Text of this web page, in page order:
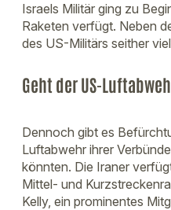
Israels Militär ging zu
Raketen verfügt. Neben
des US-Militärs seither
Geht der US-
Dennoch gibt es
Luftabwehr ihrer
könnten. Die Iraner
Mittel- und
Kelly, ein prominentes